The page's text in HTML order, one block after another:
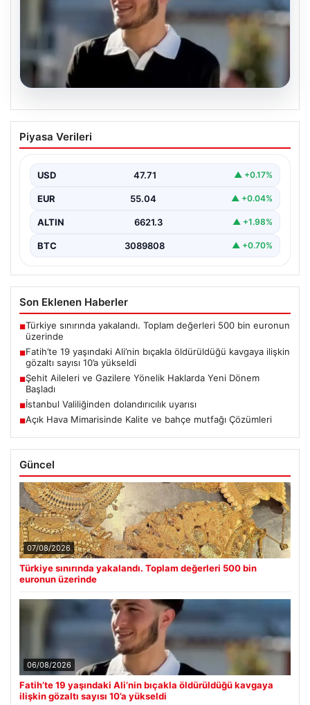
Fatih’te 19 yaşındaki Ali’nin bıçakla
öldürüldüğü kavgaya ilişkin gözaltı
Piyasa Verileri
USD 47.71 ▲ +0.17%
EUR 55.04 ▲ +0.04%
ALTIN 6621.3 ▲ +1.98%
BTC 3089808 ▲ +0.70%
Son Eklenen Haberler
■Türkiye sınırında yakalandı. Toplam değerleri 500 bin euronun
üzerinde
■Fatih’te 19 yaşındaki Ali’nin bıçakla öldürüldüğü kavgaya ilişkin
gözaltı sayısı 10’a yükseldi
■Şehit Aileleri ve Gazilere Yönelik Haklarda Yeni Dönem
Başladı
■İstanbul Valiliğinden dolandırıcılık uyarısı
■Açık Hava Mimarisinde Kalite ve bahçe mutfağı Çözümleri
Güncel
07/08/2026
Türkiye sınırında yakalandı. Toplam değerleri 500 bin
euronun üzerinde
06/08/2026
Fatih’te 19 yaşındaki Ali’nin bıçakla öldürüldüğü kavgaya
ilişkin gözaltı sayısı 10’a yükseldi